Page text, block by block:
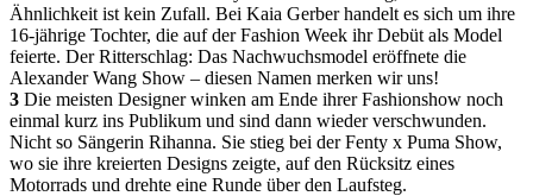
Ähnlichkeit ist kein Zufall. Bei Kaia Gerber handelt es sich um ihre
16-jährige Tochter, die auf der Fashion Week ihr Debüt als Model
feierte. Der Ritterschlag: Das Nachwuchsmodel eröffnete die
Alexander Wang Show – diesen Namen merken wir uns!
3 Die meisten Designer winken am Ende ihrer Fashionshow noch
einmal kurz ins Publikum und sind dann wieder verschwunden.
Nicht so Sängerin Rihanna. Sie stieg bei der Fenty x Puma Show,
wo sie ihre kreierten Designs zeigte, auf den Rücksitz eines
Motorrads und drehte eine Runde über den Laufsteg.